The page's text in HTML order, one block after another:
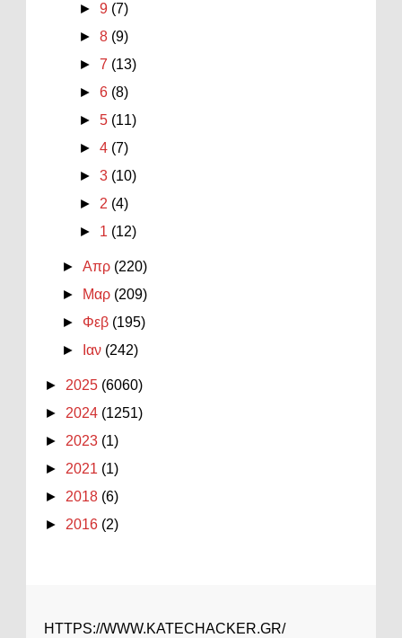
►9 (7)
►8 (9)
►7 (13)
►6 (8)
►5 (11)
►4 (7)
►3 (10)
► 2 (4)
► 1 (12)
►Απρ (220)
►
Μαρ (209)
► Φεβ (195)
►
Ιαν (242)
► 2025 (6060)
► 2024 (1251)
► 2023 (1)
► 2021 (1)
► 2018 (6)
► 2016 (2)
HTTPS://WWW.KATECHACKER.GR/